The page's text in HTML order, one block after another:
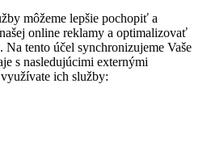
môžeme lepšie pochopiť a
online reklamy a optimalizovať
Na tento účel synchronizujeme Vaše
s nasledujúcimi externými
ich služby: